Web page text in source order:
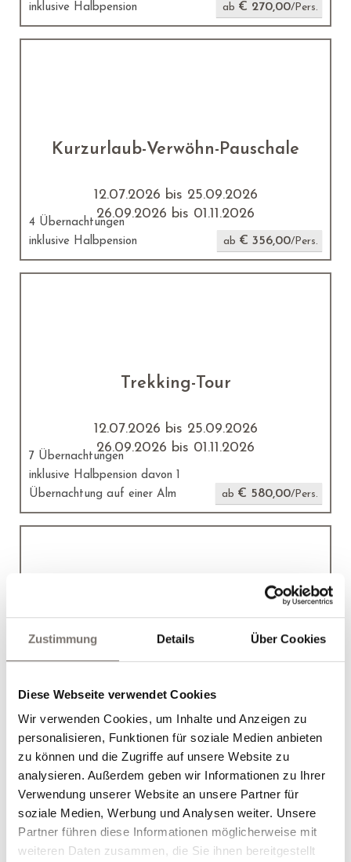
Zustimmung Details Über Cookies
Diese Webseite verwendet Cookies
Wir verwenden Cookies, um Inhalte und Anzeigen zu
personalisieren, Funktionen für soziale Medien anbieten
zu können und die Zugriffe auf unsere Website zu
analysieren. Außerdem geben wir Informationen zu Ihrer
Verwendung unserer Website an unsere Partner für
soziale Medien, Werbung und Analysen weiter. Unsere
Partner führen diese Informationen möglicherweise mit
weiteren Daten zusammen, die Sie ihnen bereitgestellt
inklusive Halbpension
ab € 270,00/Pers.
Kurzurlaub-Verwöhn-Pauschale
12.07.2026 bis 25.09.2026
26.09.2026 bis 01.11.2026
4 Übernachtungen
inklusive Halbpension
ab € 356,00/Pers.
Trekking-Tour
12.07.2026 bis 25.09.2026
26.09.2026 bis 01.11.2026
7 Übernachtungen
inklusive Halbpension davon 1
Übernachtung auf einer Alm
ab € 580,00/Pers.
Berg-Aktiv-Paket
26.09.2026 bis 01.11.2026
€ 588,00